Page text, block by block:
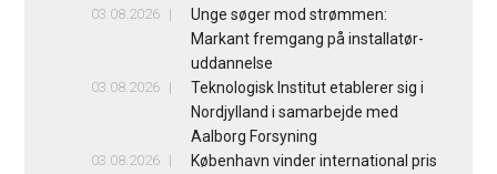
03.08.2026
Unge søger mod strømmen:
Markant fremgang på installatør-
uddannelse
03.08.2026
Teknologisk Institut etablerer sig i
Nordjylland i samarbejde med
Aalborg Forsyning
03.08.2026
København vinder international pris